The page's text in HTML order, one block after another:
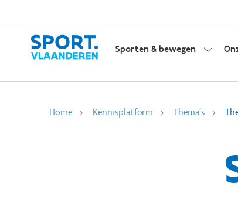
Sporten & bewegen
Home Kennisplatform Thema's